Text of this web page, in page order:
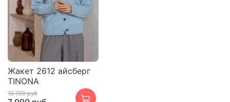
Жакет 2612 айсберг
TINONA
10 790 руб